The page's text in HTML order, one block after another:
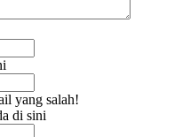
yang salah!
di sini